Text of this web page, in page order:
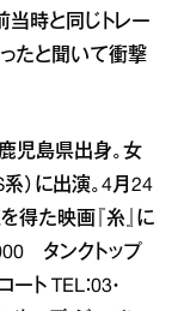
当時と同じトレー
たと聞いて衝撃
児島県出身。女
系）に出演。4月24
得た映画『糸』に
タンクトップ
ト TEL：03・